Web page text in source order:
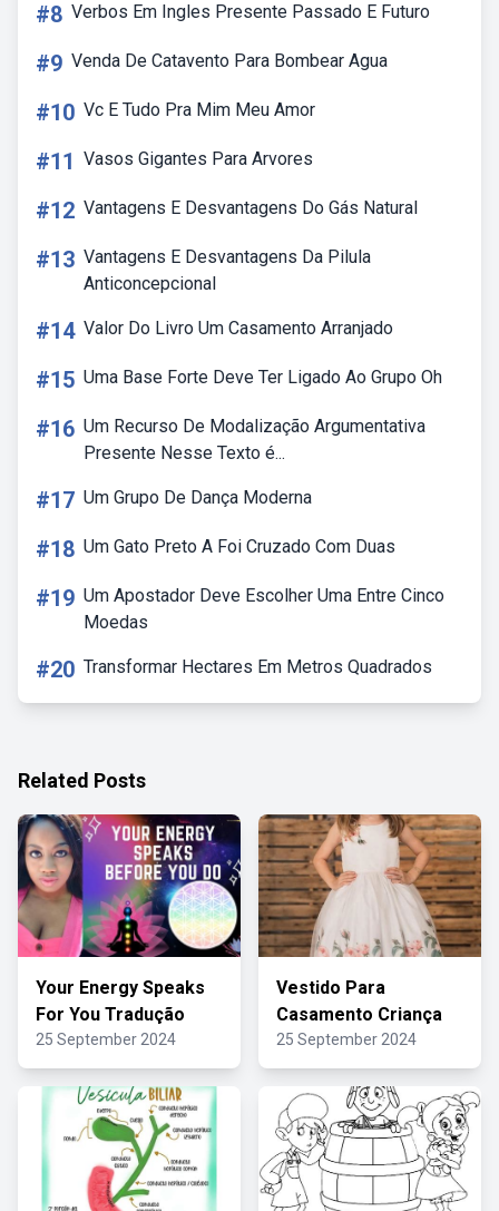
#8 Verbos Em Ingles Presente Passado E Futuro
#9 Venda De Catavento Para Bombear Agua
#10 Vc E Tudo Pra Mim Meu Amor
#11 Vasos Gigantes Para Arvores
#12 Vantagens E Desvantagens Do Gás Natural
#13 Vantagens E Desvantagens Da Pilula
Anticoncepcional
#14 Valor Do Livro Um Casamento Arranjado
#15 Uma Base Forte Deve Ter Ligado Ao Grupo Oh
#16 Um Recurso De Modalização Argumentativa
Presente Nesse Texto é...
#17 Um Grupo De Dança Moderna
#18 Um Gato Preto A Foi Cruzado Com Duas
#19 Um Apostador Deve Escolher Uma Entre Cinco
Moedas
#20 Transformar Hectares Em Metros Quadrados
Related Posts
Your Energy Speaks
For You Tradução
25 September 2024
Vestido Para
Casamento Criança
25 September 2024